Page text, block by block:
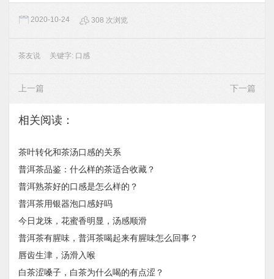
2020-10-24 308 次浏览
茶友说 关键字: 口感
上一篇 下一篇
相关阅读：
茶叶转化和茶汤口感的关系
普洱茶品鉴：什么样的茶适合收藏？
普洱熟茶好的口感是怎么样的？
普洱茶用银器泡口感好吗
今日龙珠，花蜜香明显，汤感顺滑
普洱茶有腥味，普洱茶喝起来有腥味怎么回事？
唇齿生津，汤滑入喉
白茶涩嗓子，白茶为什么喝的有点涩？